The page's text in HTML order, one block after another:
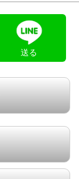
送る